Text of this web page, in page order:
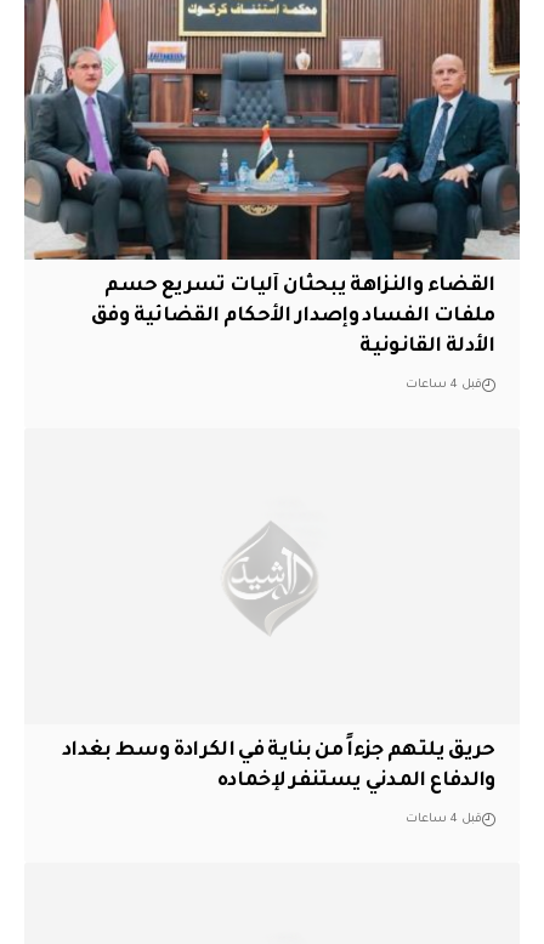
القضاء والنزاهة يبحثان آليات تسريع حسم
ملفات الفساد وإصدار الأحكام القضائية وفق
الأدلة القانونية
قبل 4 ساعات
حريق يلتهم جزءاً من بناية في الكرادة وسط بغداد
والدفاع المدني يستنفر لإخماده
قبل 4 ساعات